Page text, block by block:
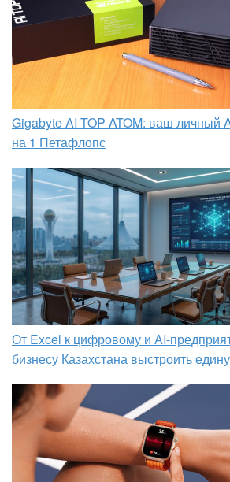
Gigabyte AI TOP ATOM: ваш личный
на 1 Петафлопс
От Excel к цифровому и
бизнесу Казахстана выстроить